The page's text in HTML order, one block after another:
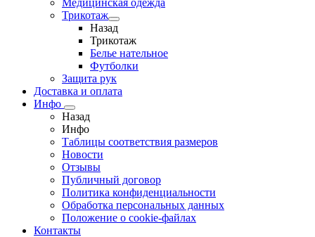
Медицинская одежда
Трикотаж
Назад
Трикотаж
Белье нательное
Футболки
Защита рук
Доставка и оплата
Инфо
Назад
Инфо
Таблицы соответствия размеров
Новости
Отзывы
Публичный договор
Политика конфиденциальности
Обработка персональных данных
Положение о cookie-файлах
Контакты